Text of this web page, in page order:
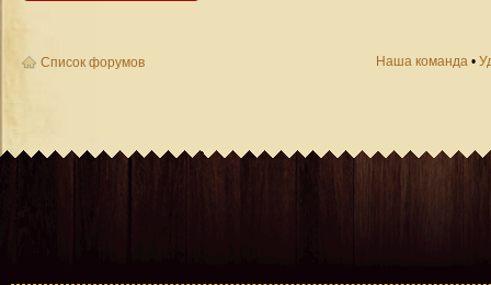
Список форумов Наша команда •